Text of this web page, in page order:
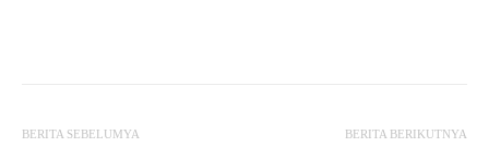
BERITA SEBELUMYA BERITA BERIKUTNYA